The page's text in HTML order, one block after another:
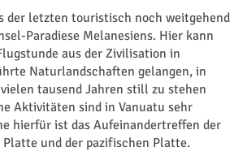
der letzten touristisch noch weitgehend
Paradiese Melanesiens. Hier kann
aus der Zivilisation in
Naturlandschaften gelangen, in
tausend Jahren still zu stehen
Aktivitäten sind in Vanuatu sehr
hierfür ist das Aufeinandertreffen der
und der pazifischen Platte.